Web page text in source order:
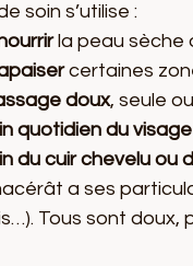
soin s’utilise :
la peau sèche
certaines
doux, seule
quotidien du
du cuir chevelu ou
a ses
Tous sont